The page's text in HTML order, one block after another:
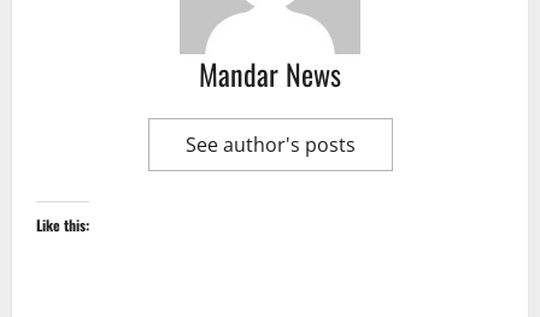
Mandar News
See author's posts
Like this: